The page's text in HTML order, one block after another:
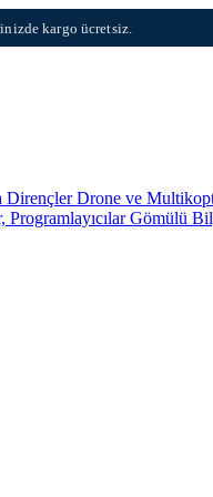
kargo ücretsiz.
DirençlerDrone ve
Gömülü